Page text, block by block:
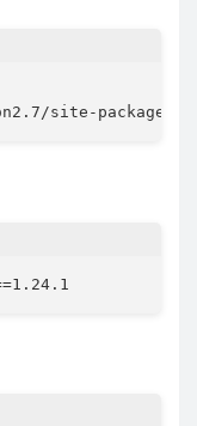
site-packages/